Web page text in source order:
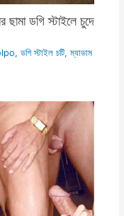
ডগি স্টাইলে চুদে
, ডগি স্টাইল চটি,ম্যাডাম